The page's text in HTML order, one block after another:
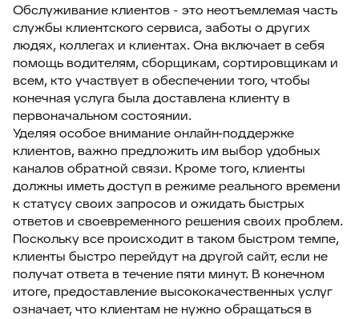
Обслуживание клиентов - это неотъемлемая часть
службы клиентского сервиса, заботы о других
людях, коллегах и клиентах. Она включает в себя
помощь водителям, сборщикам, сортировщикам и
всем, кто участвует в обеспечении того, чтобы
конечная услуга была доставлена клиенту в
первоначальном состоянии.
Уделяя особое внимание онлайн-поддержке
клиентов, важно предложить им выбор удобных
каналов обратной связи. Кроме того, клиенты
должны иметь доступ в режиме реального времени
к статусу своих запросов и ожидать быстрых
ответов и своевременного решения своих проблем.
Поскольку все происходит в таком быстром темпе,
клиенты быстро перейдут на другой сайт, если не
получат ответа в течение пяти минут. В конечном
итоге, предоставление высококачественных услуг
означает, что клиентам не нужно обращаться в